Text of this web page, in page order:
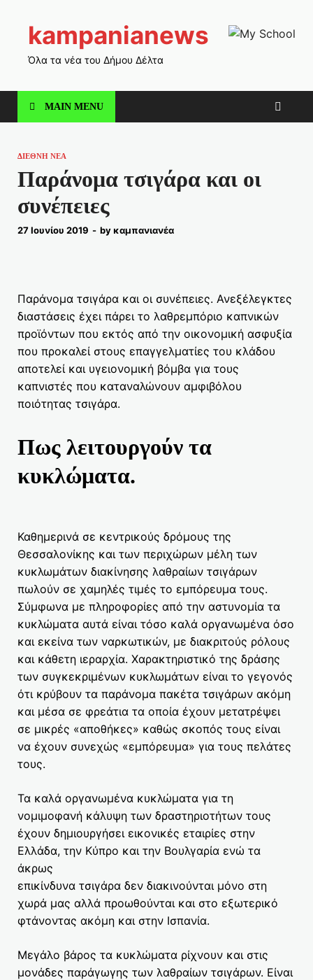
kampanianews
Όλα τα νέα του Δήμου Δέλτα
MAIN MENU
ΔΙΕΘΝΗ ΝΕΑ
Παράνομα τσιγάρα και οι
συνέπειες
27 Ιουνίου 2019 - by καμπανιανέα
Παράνομα τσιγάρα και οι συνέπειες. Ανεξέλεγκτες
διαστάσεις έχει πάρει το λαθρεμπόριο καπνικών
προϊόντων που εκτός από την οικονομική ασφυξία
που προκαλεί στους επαγγελματίες του κλάδου
αποτελεί και υγειονομική βόμβα για τους
καπνιστές που καταναλώνουν αμφιβόλου
ποιότητας τσιγάρα.
Πως λειτουργούν τα
κυκλώματα.
Καθημερινά σε κεντρικούς δρόμους της
Θεσσαλονίκης και των περιχώρων μέλη των
κυκλωμάτων διακίνησης λαθραίων τσιγάρων
πωλούν σε χαμηλές τιμές το εμπόρευμα τους.
Σύμφωνα με πληροφορίες από την αστυνομία τα
κυκλώματα αυτά είναι τόσο καλά οργανωμένα όσο
και εκείνα των ναρκωτικών, με διακριτούς ρόλους
και κάθετη ιεραρχία. Χαρακτηριστικό της δράσης
των συγκεκριμένων κυκλωμάτων είναι το γεγονός
ότι κρύβουν τα παράνομα πακέτα τσιγάρων ακόμη
και μέσα σε φρεάτια τα οποία έχουν μετατρέψει
σε μικρές «αποθήκες» καθώς σκοπός τους είναι
να έχουν συνεχώς «εμπόρευμα» για τους πελάτες
τους.
Τα καλά οργανωμένα κυκλώματα για τη
νομιμοφανή κάλυψη των δραστηριοτήτων τους
έχουν δημιουργήσει εικονικές εταιρίες στην
Ελλάδα, την Κύπρο και την Βουλγαρία ενώ τα
άκρως
επικίνδυνα τσιγάρα δεν διακινούνται μόνο στη
χωρά μας αλλά προωθούνται και στο εξωτερικό
φτάνοντας ακόμη και στην Ισπανία.
Μεγάλο βάρος τα κυκλώματα ρίχνουν και στις
μονάδες παράγωγης των λαθραίων τσιγάρων. Είναι